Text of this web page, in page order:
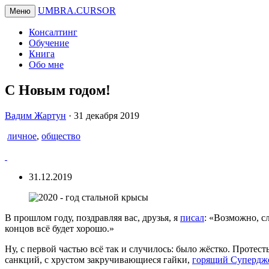
Меню UMBRA.CURSOR
Консалтинг
Обучение
Книга
Обо мне
С Новым годом!
Вадим
Вадим Жартун · 31 декабря 2019
личное, общество
31.12.2019
В прошлом году, поздравляя вас, друзья, я писал: «Возможно,
концов всё будет хорошо.»
Ну, с первой частью всё так и случилось: было жёстко.
санкций, с хрустом закручивающиеся гайки, горящий